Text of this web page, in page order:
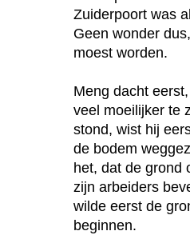
Zuiderpoort was
Geen wonder
moest worden.
Meng dacht
veel moeilijker te
stond, wist hij
de bodem
het, dat de grond
zijn arbeiders
wilde eerst de
beginnen.